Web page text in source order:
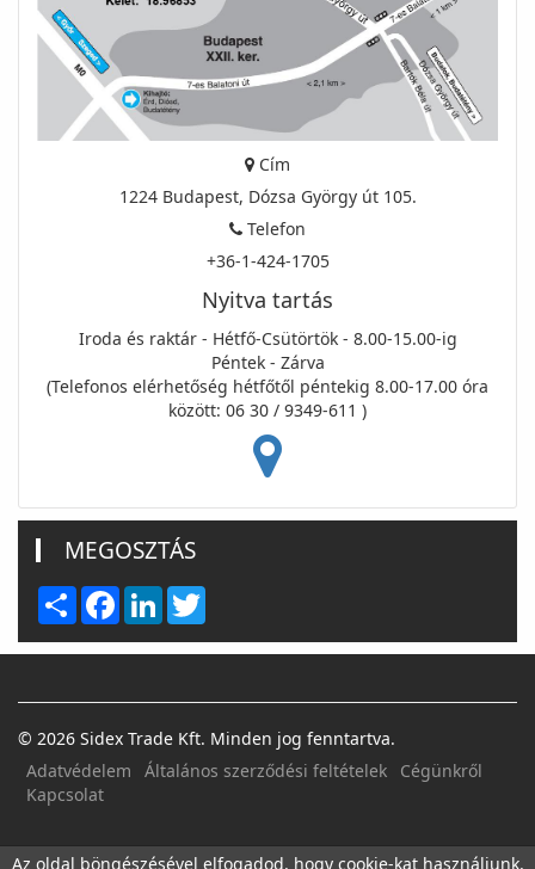
Cím
1224 Budapest, Dózsa György út 105.
Telefon
+36-1-424-1705
Nyitva tartás
Iroda és raktár - Hétfő-Csütörtök - 8.00-15.00-ig
Péntek - Zárva
(Telefonos elérhetőség hétfőtől péntekig 8.00-17.00 óra
között: 06 30 / 9349-611 )
MEGOSZTÁS
Share FacebookLinkedIn
© 2026 Sidex Trade Kft. Minden jog fenntartva.
Adatvédelem
Általános szerződési feltételek
Cégünkről
Kapcsolat
FACEBOOK E-MAIL
Az oldal böngészésével elfogadod, hogy cookie-kat használjunk,